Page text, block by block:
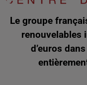
Le groupe
renouvelables
d’euros